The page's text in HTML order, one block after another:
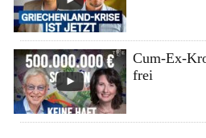
Cum-Ex-
frei